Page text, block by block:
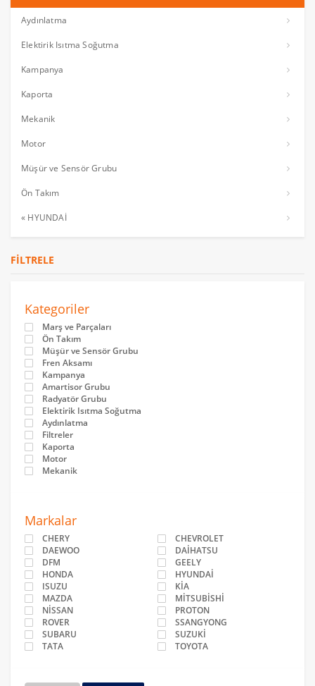
Aydınlatma
Elektirik Isıtma Soğutma
Kampanya
Kaporta
Mekanik
Motor
Müşür ve Sensör Grubu
Ön Takım
« HYUNDAİ
FILTRELE
Kategoriler
Marş ve Parçaları
Ön Takım
Müşür ve Sensör Grubu
Fren Aksamı
Kampanya
Amartisor Grubu
Radyatör Grubu
Elektirik Isıtma Soğutma
Aydınlatma
Filtreler
Kaporta
Motor
Mekanik
Markalar
CHERY
CHEVROLET
DAEWOO
DAİHATSU
DFM
GEELY
HONDA
HYUNDAİ
ISUZU
KİA
MAZDA
MİTSUBİSHİ
NİSSAN
PROTON
ROVER
SSANGYONG
SUBARU
SUZUKİ
TATA
TOYOTA